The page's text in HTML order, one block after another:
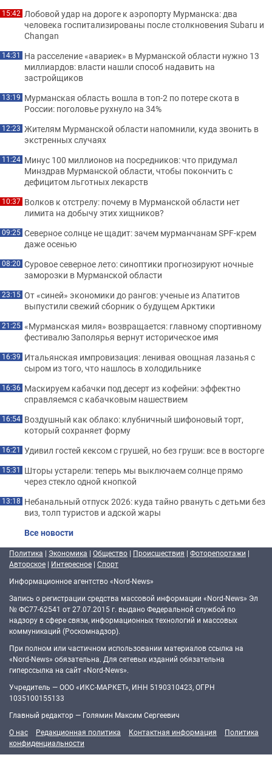
15:42 Лобовой удар на дороге к аэропорту Мурманска: два
человека госпитализированы после столкновения Subaru и
Changan
14:31 На расселение «авариек» в Мурманской области нужно 13
миллиардов: власти нашли способ надавить на
застройщиков
13:19 Мурманская область вошла в топ-2 по потере скота в
России: поголовье рухнуло на 34%
12:23 Жителям Мурманской области напомнили, куда звонить в
экстренных случаях
11:24 Минус 100 миллионов на посредников: что придумал
Минздрав Мурманской области, чтобы покончить с
дефицитом льготных лекарств
10:37 Волков к отстрелу: почему в Мурманской области нет
лимита на добычу этих хищников?
09:25 Северное солнце не щадит: зачем мурманчанам SPF-крем
даже осенью
08:20 Суровое северное лето: синоптики прогнозируют ночные
заморозки в Мурманской области
23:15 От «синей» экономики до рангов: ученые из Апатитов
выпустили свежий сборник о будущем Арктики
21:25 «Мурманская миля» возвращается: главному спортивному
фестивалю Заполярья вернут историческое имя
16:39 Итальянская импровизация: ленивая овощная лазанья с
сыром из того, что нашлось в холодильнике
16:36 Маскируем кабачки под десерт из кофейни: эффектно
справляемся с кабачковым нашествием
16:54 Воздушный как облако: клубничный шифоновый торт,
который сохраняет форму
16:21 Удивил гостей кексом с грушей, но без груши: все в восторге
15:31 Шторы устарели: теперь мы выключаем солнце прямо
через стекло одной кнопкой
13:18 Небанальный отпуск 2026: куда тайно рвануть с детьми без
виз, толп туристов и адской жары
Все новости
Политика | Экономика | Общество | Происшествия | Фоторепортажи |
Авторское | Интересное | Спорт
Информационное агентство «Nord-News»
Запись о регистрации средства массовой информации «Nord-News» Эл
№ ФС77-62541 от 27.07.2015 г. выдано Федеральной службой по
надзору в сфере связи, информационных технологий и массовых
коммуникаций (Роскомнадзор).
При полном или частичном использовании материалов ссылка на
«Nord-News» обязательна. Для сетевых изданий обязательна
гиперссылка на сайт «Nord-News».
Учредитель — ООО «ИКС-МАРКЕТ», ИНН 5190310423, ОГРН
1035100155133
Главный редактор — Голямин Максим Сергеевич
О нас
Редакционная политика Контактная информация
Политика
конфиденциальности